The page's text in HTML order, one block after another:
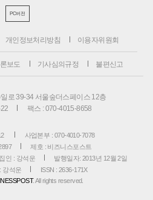
PC버전
개인정보처리방침 이용자위원회
보도 기사심의규정 불편신고
로 39-34 서울숲더스페이스 12층
팩스 : 070-4015-8658
사업본부 : 070-4010-7078
제호 : 비즈니스포스트
인 : 강석운
발행일자: 2013년 12월 2일
강석운
ISSN : 2636-171X
. All rights reserved.